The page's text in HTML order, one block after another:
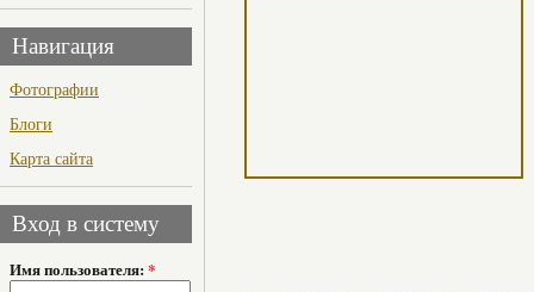
Навигация
Фотографии
Блоги
Карта сайта
Вход в систему
Имя пользователя: *